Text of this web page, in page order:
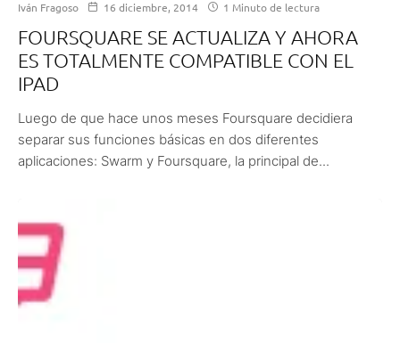
Iván Fragoso 16 diciembre, 2014 1 Minuto de lectura
FOURSQUARE SE ACTUALIZA Y AHORA
ES TOTALMENTE COMPATIBLE CON EL
IPAD
Luego de que hace unos meses Foursquare decidiera
separar sus funciones básicas en dos diferentes
aplicaciones: Swarm y Foursquare, la principal de...